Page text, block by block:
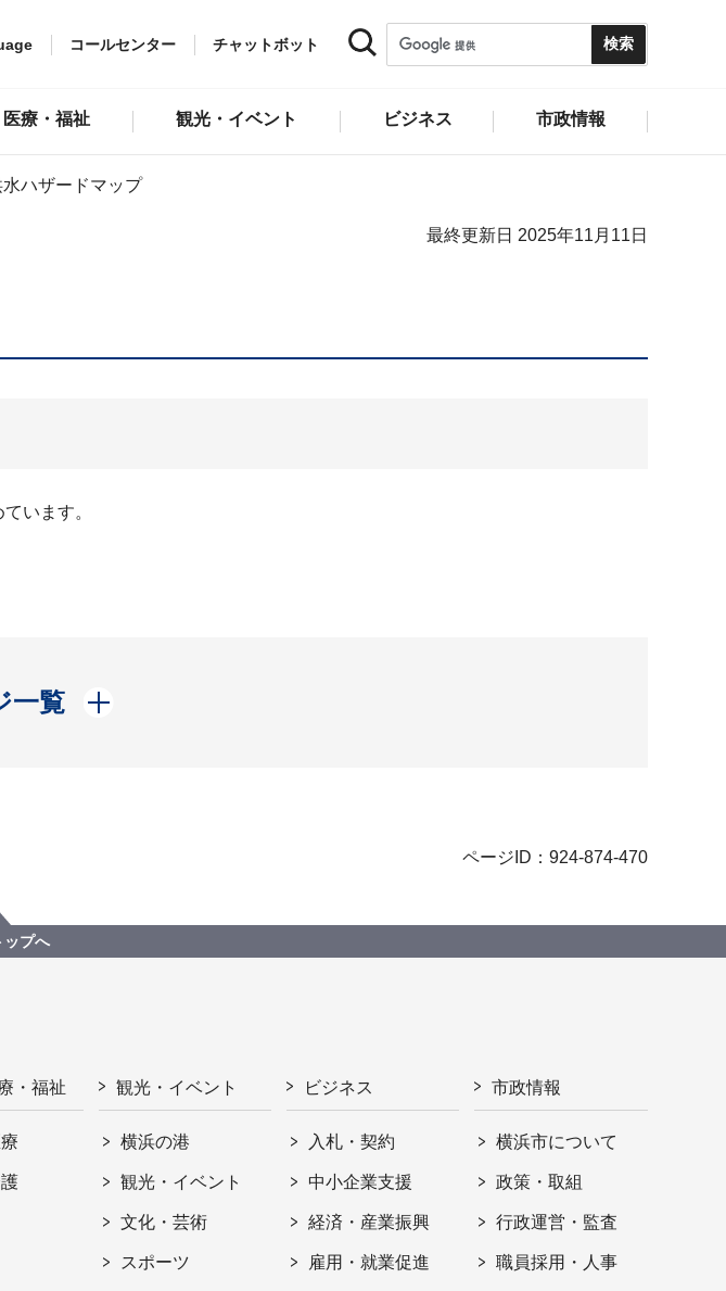
コールセンター チャットボット
療・福祉 観光・イベント ビジネス 市政情報
水ハザードマップ
最終更新日 2025年11月11日
います。
一覧
く
ページID：924-874-470
ップへ
・福祉 観光・イベント
横浜の港
観光・イベント
文化・芸術
スポーツ
ビジネス
入札・契約
中小企業支援
経済・産業振興
雇用・就業促進
市政情報
横浜市について
政策・取組
行政運営・監査
職員採用・人事